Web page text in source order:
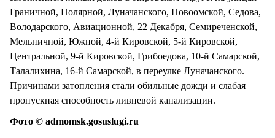
Граничной, Полярной, Луначанского, Новоомской, Седова,
Володарского, Авиационной, 22 Декабря, Семиреченской,
Мельничной, Южной, 4-й Кировской, 5-й Кировской,
Центральной, 9-й Кировской, Грибоедова, 10-й Самарской,
Талалихина, 16-й Самарской, в переулке Луначанского.
Причинами затопления стали обильные дожди и слабая
пропускная способность ливневой канализации.
Фото © admomsk.gosuslugi.ru